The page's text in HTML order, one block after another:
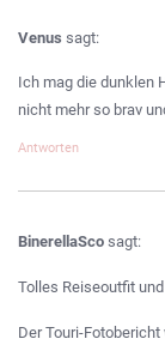
Venus sagt:
Ich mag die dunklen
nicht mehr so brav
Antworten
BinerellaSco sagt:
Tolles Reiseoutfit
Der Touri-